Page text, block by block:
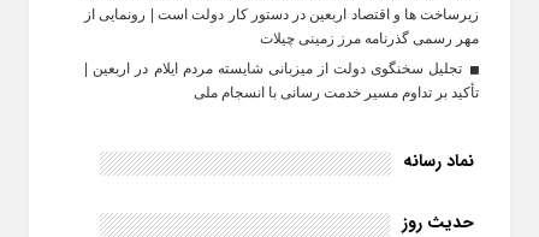
زیرساخت‌ ها و اقتصاد اربعین در دستور کار دولت است | رونمایی از
مهر رسمی گذرنامه مرز زمینی چیلات
تجلیل سخنگوی دولت از میزبانی شایسته مردم ایلام در اربعین |
تأکید بر تداوم مسیر خدمت‌ رسانی با انسجام ملی
نماد رسانه
حدیث روز